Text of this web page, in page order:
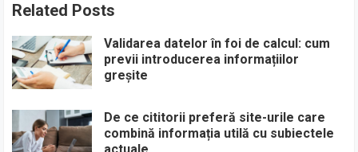
Related Posts
Validarea datelor în foi de calcul: cum
previi introducerea informațiilor
greșite
De ce cititorii preferă site-urile care
combină informația utilă cu subiectele